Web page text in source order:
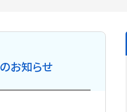
お知らせ